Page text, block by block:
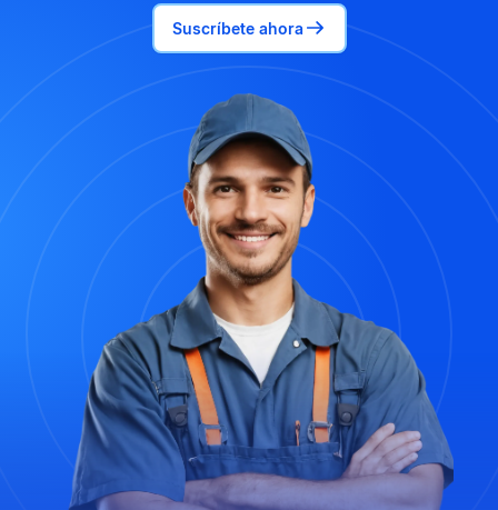
Suscríbete ahora